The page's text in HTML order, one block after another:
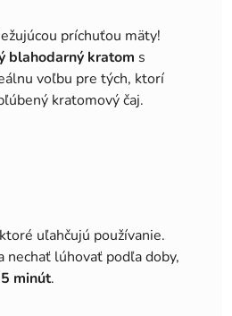
príchuťou mäty!
blahodarný kratom s
voľbu pre tých, ktorí
kratomový čaj.
uľahčujú používanie.
nechať lúhovať podľa doby,
minút.